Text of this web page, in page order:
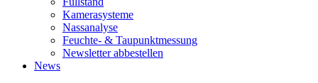
Kamerasysteme
Nassanalyse
Feuchte- & Taupunktmessung
Newsletter abbestellen
News